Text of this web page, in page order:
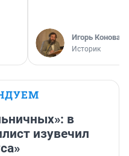
Игорь
Историк
в
изувечил